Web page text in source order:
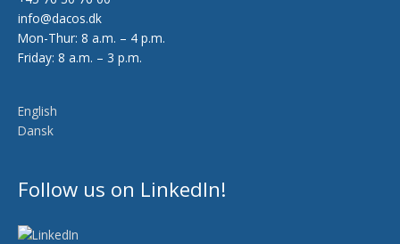
info@dacos.dk
Mon-Thur: 8 a.m. – 4 p.m.
Friday: 8 a.m. – 3 p.m.
English
Dansk
Follow us on LinkedIn!